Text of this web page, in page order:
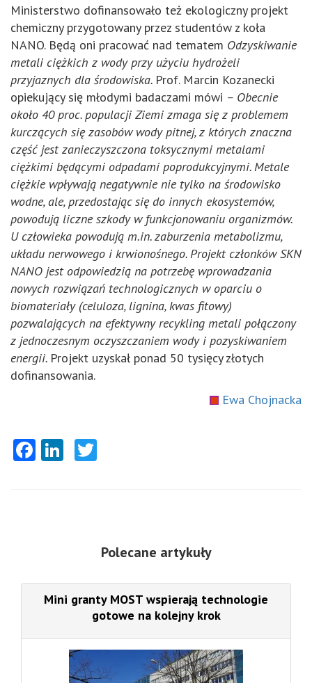
Ministerstwo dofinansowało też ekologiczny projekt
chemiczny przygotowany przez studentów z koła
NANO. Będą oni pracować nad tematem Odzyskiwanie
metali ciężkich z wody przy użyciu hydrożeli
przyjaznych dla środowiska. Prof. Marcin Kozanecki
opiekujący się młodymi badaczami mówi – Obecnie
około 40 proc. populacji Ziemi zmaga się z problemem
kurczących się zasobów wody pitnej, z których znaczna
część jest zanieczyszczona toksycznymi metalami
ciężkimi będącymi odpadami poprodukcyjnymi. Metale
ciężkie wpływają negatywnie nie tylko na środowisko
wodne, ale, przedostając się do innych ekosystemów,
powodują liczne szkody w funkcjonowaniu organizmów.
U człowieka powodują m.in. zaburzenia metabolizmu,
układu nerwowego i krwionośnego. Projekt członków SKN
NANO jest odpowiedzią na potrzebę wprowadzania
nowych rozwiązań technologicznych w oparciu o
biomateriały (celuloza, lignina, kwas fitowy)
pozwalających na efektywny recykling metali połączony
z jednoczesnym oczyszczaniem wody i pozyskiwaniem
energii. Projekt uzyskał ponad 50 tysięcy złotych
dofinansowania.
Ewa Chojnacka
Facebook
LinkedIn
Polecane artykuły
Mini granty MOST wspierają technologie
gotowe na kolejny krok